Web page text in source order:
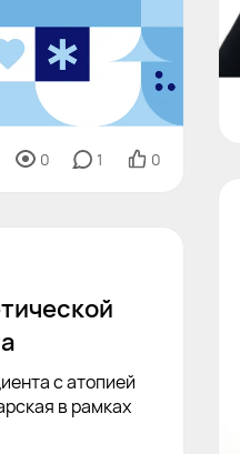
0 1 0
с атопией
в рамках